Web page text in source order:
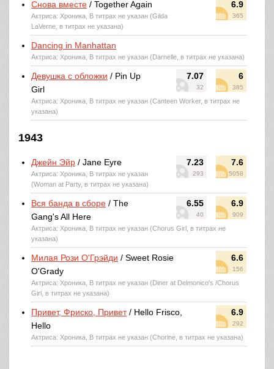
6.9
365
Снова вместе / Together Again
Актриса: Хроника, В титрах не указан (Gilda
LaVerne, в титрах не указана)
Dancing in Manhattan
Актриса: Хроника, В титрах не указан (Darnelle, в титрах не указана)
7.07
32
6
385
Девушка с обложки / Pin Up
Girl
Актриса: Хроника, В титрах не указан (Canteen Worker, в титрах не
указана)
1943
7.23
293
7.6
5058
Джейн Эйр / Jane Eyre
Актриса: Хроника, В титрах не указан
(Woman at Party, в титрах не указана)
6.55
40
6.9
909
Вся банда в сборе / The
Gang's All Here
Актриса: Хроника, В титрах не указан (Chorus Girl, в титрах не
указана)
6.6
156
Милая Рози О'Грэйди / Sweet Rosie
O'Grady
Актриса: Хроника, В титрах не указан (Diner at Delmonico's /Chorus
Girl, в титрах не указана)
6.9
292
Привет, Фриско, Привет/ Hello Frisco,
Hello
Актриса: Хроника, В титрах не указан (Chorine, в титрах не указана)